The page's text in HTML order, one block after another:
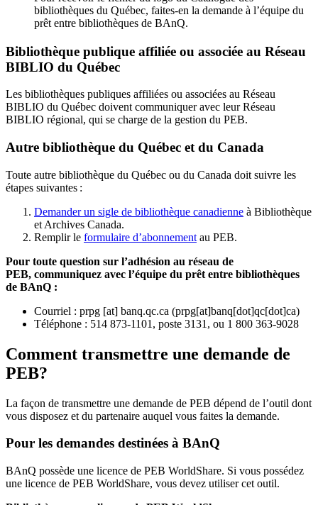
bibliothèques du Québec, faites-en la demande à l’équipe du
prêt entre bibliothèques de BAnQ.
Bibliothèque publique affiliée ou associée au Réseau
BIBLIO du Québec
Les bibliothèques publiques affiliées ou associées au Réseau
BIBLIO du Québec doivent communiquer avec leur Réseau
BIBLIO régional, qui se charge de la gestion du PEB.
Autre bibliothèque du Québec et du Canada
Toute autre bibliothèque du Québec ou du Canada doit suivre les
étapes suivantes :
Demander un sigle de bibliothèque canadienne à Bibliothèque
et Archives Canada.
Remplir le formulaire d’abonnement au PEB.
Pour toute question sur l’adhésion au réseau de
PEB, communiquez avec l’équipe du prêt entre bibliothèques
de BAnQ :
Courriel : prpg [at] banq.qc.ca (prpg[at]banq[dot]qc[dot]ca)
Téléphone : 514 873-1101, poste 3131, ou 1 800 363-9028
Comment transmettre une demande de
PEB?
La façon de transmettre une demande de PEB dépend de l’outil dont
vous disposez et du partenaire auquel vous faites la demande.
Pour les demandes destinées à BAnQ
BAnQ possède une licence de PEB WorldShare. Si vous possédez
une licence de PEB WorldShare, vous devez utiliser cet outil.